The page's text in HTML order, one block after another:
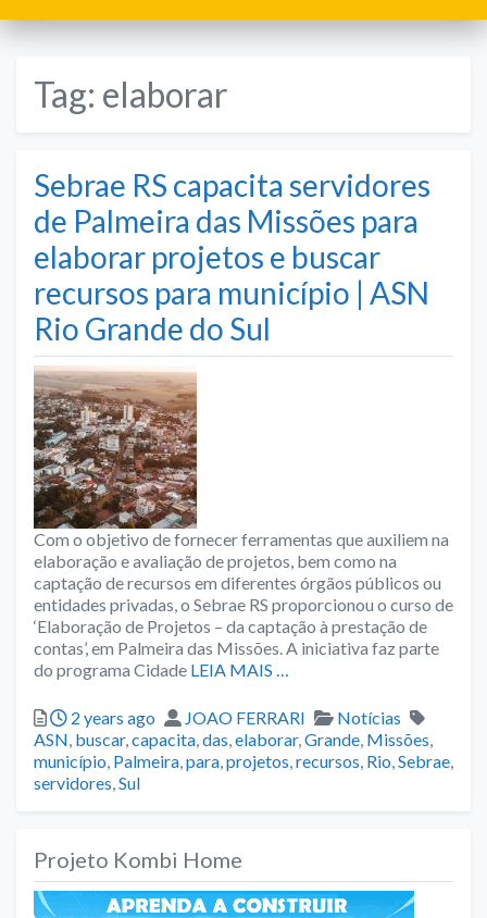
Tag: elaborar
Sebrae RS capacita servidores
de Palmeira das Missões para
elaborar projetos e buscar
recursos para município | ASN
Rio Grande do Sul
Com o objetivo de fornecer ferramentas que auxiliem na
elaboração e avaliação de projetos, bem como na
captação de recursos em diferentes órgãos públicos ou
entidades privadas, o Sebrae RS proporcionou o curso de
‘Elaboração de Projetos – da captação à prestação de
contas’, em Palmeira das Missões. A iniciativa faz parte
do programa Cidade LEIA MAIS …
Posted
2 years ago Author
JOAO FERRARI Categories
Notícias
Tags
ASN, buscar,capacita,das,elaborar,Grande, Missões,
município, Palmeira,para,projetos,recursos, Rio,Sebrae,
servidores,Sul
Projeto Kombi Home